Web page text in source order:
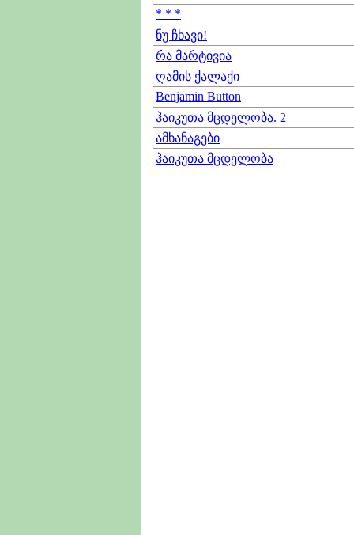
* * *
ნუ ჩხავი!
რა მარტივია
ღამის ქალაქი
Benjamin Button
ჰაიკუთა მცდელობა. 2
ამხანაგები
ჰაიკუთა მცდელობა